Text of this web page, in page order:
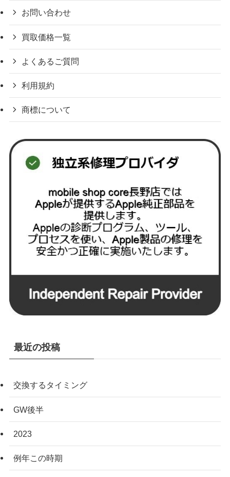
お問い合わせ
買取価格一覧
よくあるご質問
利用規約
商標について
最近の投稿
交換するタイミング
GW後半
2023
例年この時期